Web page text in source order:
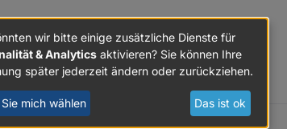
hat.
wir bitte einige zusätzliche Dienste für
& Analytics aktivieren? Sie können Ihre
später jederzeit ändern oder zurückziehen.
mich wählen Das ist ok